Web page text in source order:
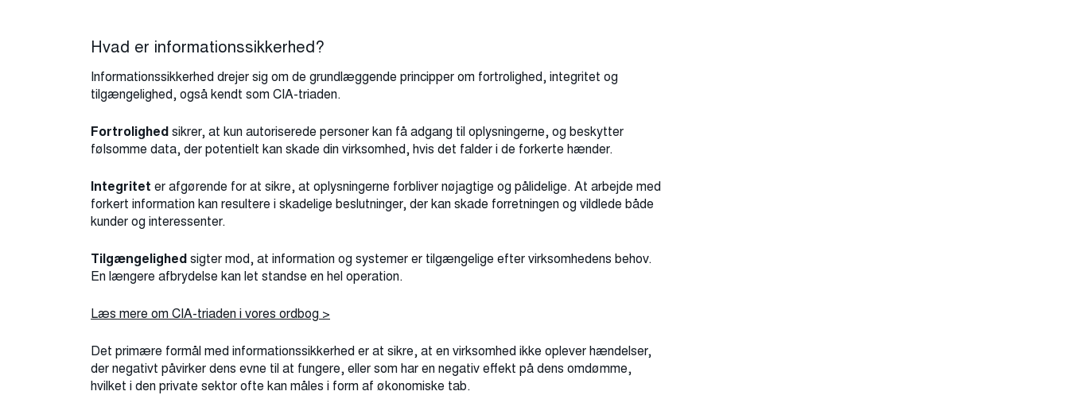
Hvad er informationssikkerhed?
Informationssikkerhed drejer sig om de grundlæggende principper om fortrolighed, integritet og
tilgængelighed, også kendt som CIA-triaden.
Fortrolighedsikrer, at kun autoriserede personer kan få adgang til oplysningerne, og beskytter
følsomme data, der potentielt kan skade din virksomhed, hvis det falder i de forkerte hænder.
Integritet er afgørende for at sikre, at oplysningerne forbliver nøjagtige og pålidelige. At arbejde med
forkert information kan resultere i skadelige beslutninger, der kan skade forretningen og vildlede både
kunder og interessenter.
Tilgængelighedsigter mod, at information og systemer er tilgængelige efter virksomhedens behov.
En længere afbrydelse kan let standse en hel operation.
Læs mere om CIA-triaden i vores ordbog >
Det primære formål med informationssikkerhed er at sikre, at en virksomhed ikke oplever hændelser,
der negativt påvirker dens evne til at fungere, eller som har en negativ effekt på dens omdømme,
hvilket i den private sektor ofte kan måles i form af økonomiske tab.